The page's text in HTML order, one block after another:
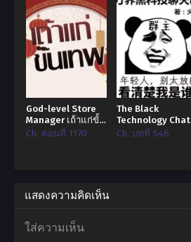
God-level Store
Manager เถ้าแก่ขั้น
เทพ!
Ch. ตอนที่ 1170
The Black
Technology Chat
Group of the Ten
Ch. บทที่ 546
แสดงความคิดเห็น
ใส่ความเห็น